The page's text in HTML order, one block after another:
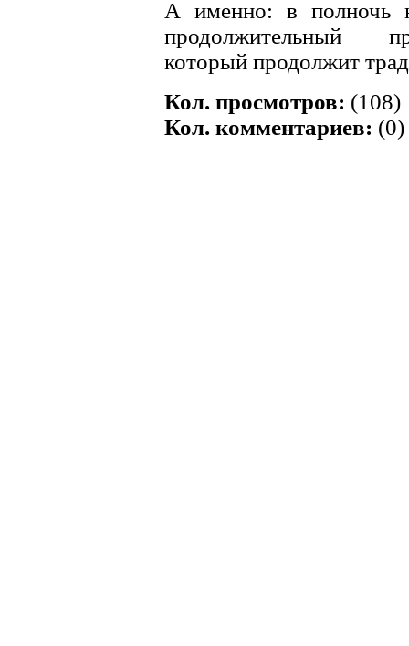
А именно: в полночь
продолжительный
который продолжит
Кол. просмотров: (108)
Кол. комментариев: (0)